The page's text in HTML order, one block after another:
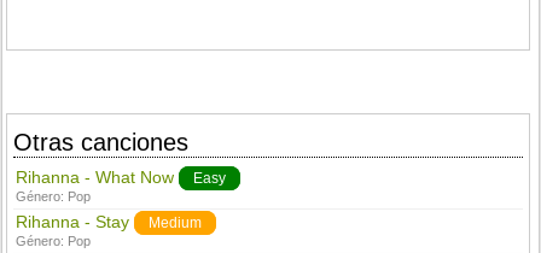
Otras canciones
Rihanna - What Now Easy
Género: Pop
Rihanna - Stay Medium
Género: Pop